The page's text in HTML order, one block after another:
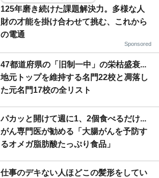
125年磨き続けた課題解決力。多様な人
財の才能を掛け合わせて挑む、これから
の電通
Sponsored
47都道府県の「旧制一中」の栄枯盛衰...
地元トップを維持する名門22校と凋落し
た元名門17校の全リスト
パカッと開けて週に1、2個食べるだけ...
がん専門医が勧める「大腸がんを予防す
るオメガ脂肪酸たっぷり食品」
仕事のデキない人ほどこの髪形をしてい